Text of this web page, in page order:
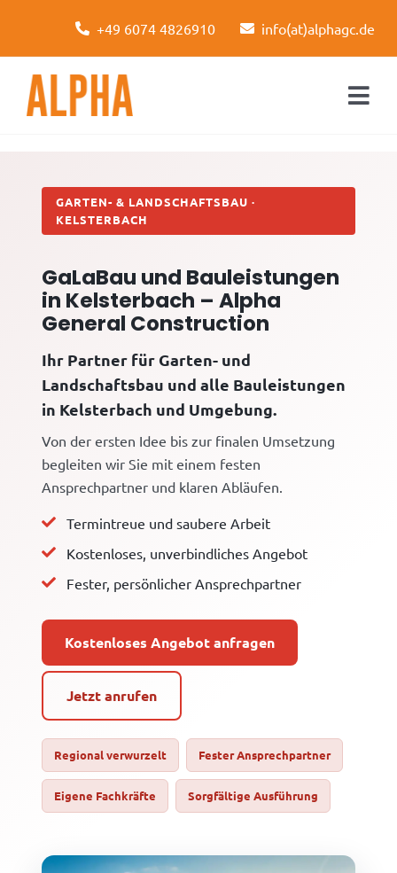
content
+49 6074 4826910 info(at)alphagc.de
Leistungen
Über uns
Kontakt
GARTEN- & LANDSCHAFTSBAU ·
KELSTERBACH
GaLaBau und Bauleistungen
in Kelsterbach – Alpha
General Construction
Ihr Partner für Garten- und
Landschaftsbau und alle Bauleistungen
in Kelsterbach und Umgebung.
Von der ersten Idee bis zur finalen Umsetzung
begleiten wir Sie mit einem festen
Ansprechpartner und klaren Abläufen.
Termintreue und saubere Arbeit
Kostenloses, unverbindliches Angebot
Fester, persönlicher Ansprechpartner
Kostenloses Angebot anfragen
Jetzt anrufen
Regional verwurzelt Fester Ansprechpartner
Eigene Fachkräfte Sorgfältige Ausführung